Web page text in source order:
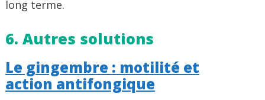
long terme.
6. Autres solutions
Le gingembre : motilité et
action antifongique